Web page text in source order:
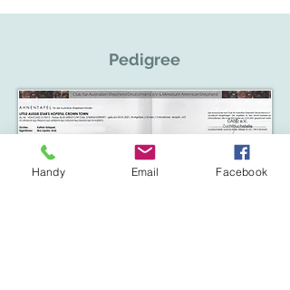
Pedigree
Handy Email Facebook